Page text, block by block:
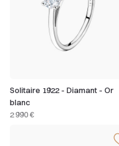
Solitaire 1922 - Diamant - Or
blanc
2 990 €